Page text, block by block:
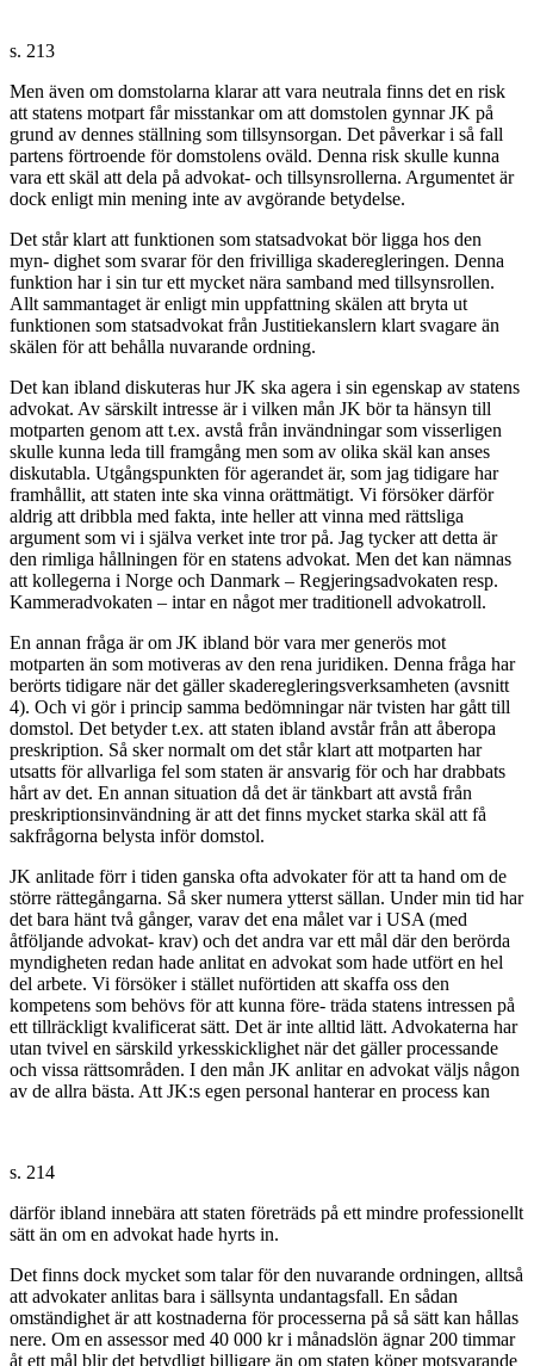
s. 213
Men även om domstolarna klarar att vara neutrala finns det en risk
att statens motpart får misstankar om att domstolen gynnar JK på
grund av dennes ställning som tillsynsorgan. Det påverkar i så fall
partens förtroende för domstolens oväld. Denna risk skulle kunna
vara ett skäl att dela på advokat- och tillsynsrollerna. Argumentet är
dock enligt min mening inte av avgörande betydelse.
Det står klart att funktionen som statsadvokat bör ligga hos den
myn- dighet som svarar för den frivilliga skaderegleringen. Denna
funktion har i sin tur ett mycket nära samband med tillsynsrollen.
Allt sammantaget är enligt min uppfattning skälen att bryta ut
funktionen som statsadvokat från Justitiekanslern klart svagare än
skälen för att behålla nuvarande ordning.
Det kan ibland diskuteras hur JK ska agera i sin egenskap av statens
advokat. Av särskilt intresse är i vilken mån JK bör ta hänsyn till
motparten genom att t.ex. avstå från invändningar som visserligen
skulle kunna leda till framgång men som av olika skäl kan anses
diskutabla. Utgångspunkten för agerandet är, som jag tidigare har
framhållit, att staten inte ska vinna orättmätigt. Vi försöker därför
aldrig att dribbla med fakta, inte heller att vinna med rättsliga
argument som vi i själva verket inte tror på. Jag tycker att detta är
den rimliga hållningen för en statens advokat. Men det kan nämnas
att kollegerna i Norge och Danmark – Regjeringsadvokaten resp.
Kammeradvokaten – intar en något mer traditionell advokatroll.
En annan fråga är om JK ibland bör vara mer generös mot
motparten än som motiveras av den rena juridiken. Denna fråga har
berörts tidigare när det gäller skaderegleringsverksamheten (avsnitt
4). Och vi gör i princip samma bedömningar när tvisten har gått till
domstol. Det betyder t.ex. att staten ibland avstår från att åberopa
preskription. Så sker normalt om det står klart att motparten har
utsatts för allvarliga fel som staten är ansvarig för och har drabbats
hårt av det. En annan situation då det är tänkbart att avstå från
preskriptionsinvändning är att det finns mycket starka skäl att få
sakfrågorna belysta inför domstol.
JK anlitade förr i tiden ganska ofta advokater för att ta hand om de
större rättegångarna. Så sker numera ytterst sällan. Under min tid har
det bara hänt två gånger, varav det ena målet var i USA (med
åtföljande advokat- krav) och det andra var ett mål där den berörda
myndigheten redan hade anlitat en advokat som hade utfört en hel
del arbete. Vi försöker i stället nuförtiden att skaffa oss den
kompetens som behövs för att kunna före- träda statens intressen på
ett tillräckligt kvalificerat sätt. Det är inte alltid lätt. Advokaterna har
utan tvivel en särskild yrkesskicklighet när det gäller processande
och vissa rättsområden. I den mån JK anlitar en advokat väljs någon
av de allra bästa. Att JK:s egen personal hanterar en process kan
s. 214
därför ibland innebära att staten företräds på ett mindre professionellt
sätt än om en advokat hade hyrts in.
Det finns dock mycket som talar för den nuvarande ordningen, alltså
att advokater anlitas bara i sällsynta undantagsfall. En sådan
omständighet är att kostnaderna för processerna på så sätt kan hållas
nere. Om en assessor med 40 000 kr i månadslön ägnar 200 timmar
åt ett mål blir det betydligt billigare än om staten köper motsvarande